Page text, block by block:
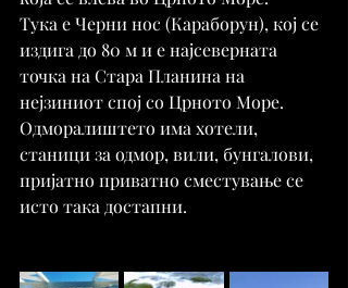
Тука е Черни нос (Караборун), кој се
издига до 80 м и е најсеверната
точка на Стара Планина на
нејзиниот спој со Црното Море.
Одморалиштето има хотели,
станици за одмор, вили, бунгалови,
пријатно приватно сместување се
исто така достапни.